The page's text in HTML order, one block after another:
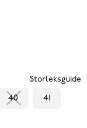
Storleksguide
40 41